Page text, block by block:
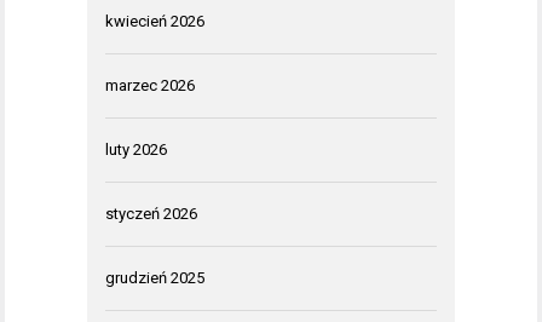
kwiecień 2026
marzec 2026
luty 2026
styczeń 2026
grudzień 2025